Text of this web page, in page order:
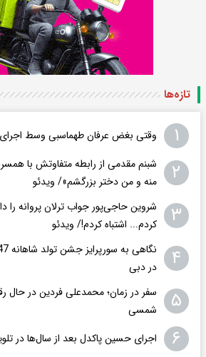
تازه‌ها
۱ وقتی بغض عرفان طهماسبی وسط اجرای
۲
شبنم مقدمی از رابطه متفاوتش با
منه و من دختر بزرگشم»/ ویدئو
۳
شروین حاجی‌پور جواب ترلان پروانه را
کردم... اشتباه کردم!/ ویدئو
۴
در دبی
۵
شمسی
۶ اجرای حسین پاکدل بعد از سال‌ها در